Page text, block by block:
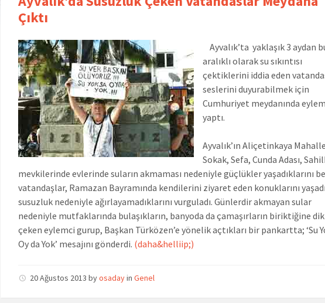
Çıktı
Ayvalık’ta yaklaşık 3 aydan
aralıklı olarak su sıkıntısı
çektiklerini iddia eden
seslerini duyurabilmek için
Cumhuriyet meydanında eylem
yaptı.
Ayvalık’ın Aliçetinkaya
Sokak, Sefa, Cunda Adası,
mevkilerinde evlerinde suların akmaması nedeniyle güçlükler yaşadıklarını
vatandaşlar, Ramazan Bayramında kendilerini ziyaret eden konuklarını
susuzluk nedeniyle ağırlayamadıklarını vurguladı. Günlerdir akmayan sular
nedeniyle mutfaklarında bulaşıkların, banyoda da çamaşırların biriktiğine
çeken eylemci gurup, Başkan Türközen’e yönelik açtıkları bir pankartta; ‘Su
Oy da Yok’ mesajını gönderdi. (daha&helliip;)
20 Ağustos 2013byosadayinGenel